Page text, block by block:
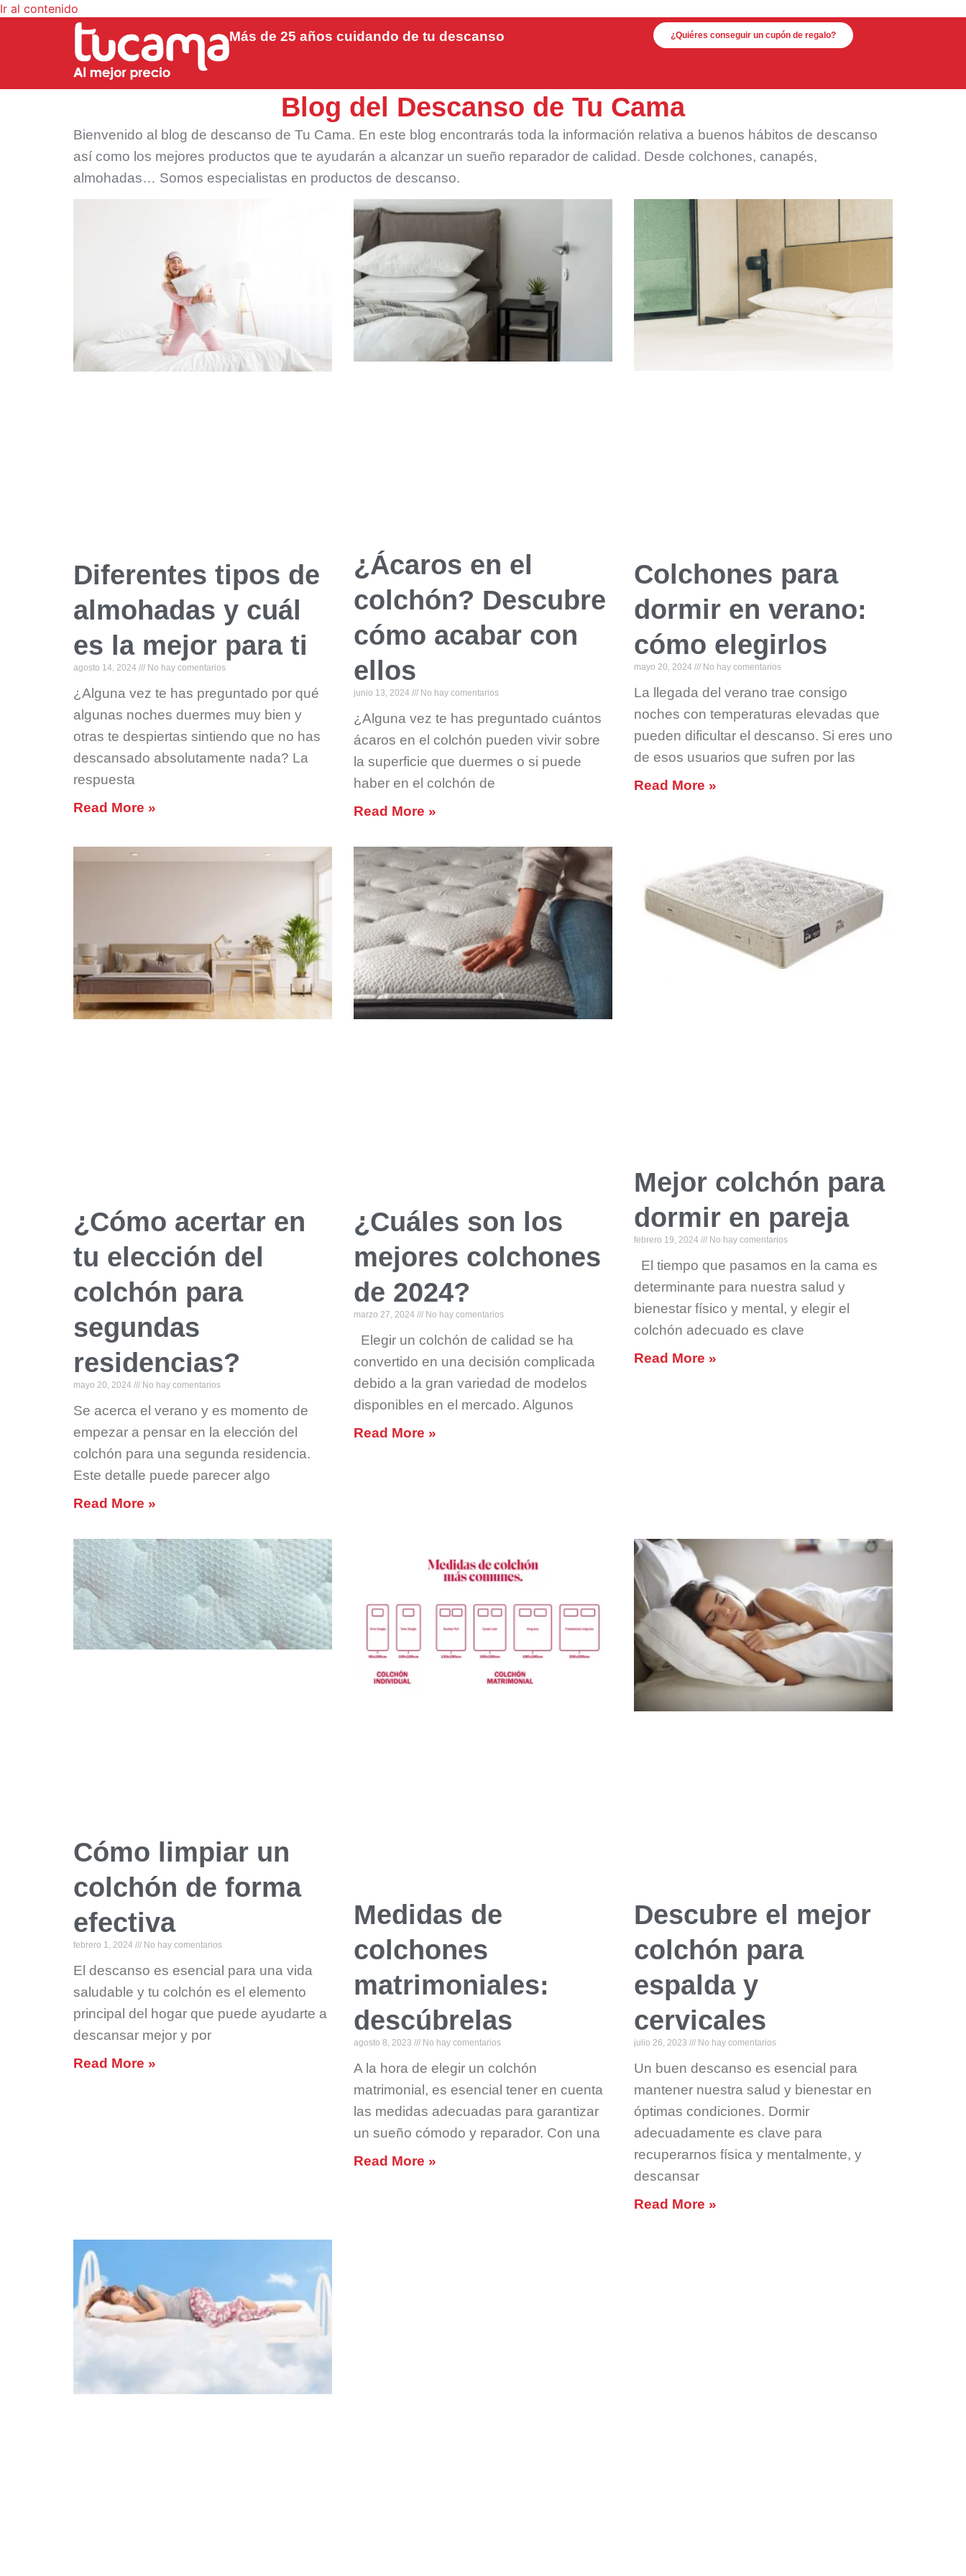
Ir al contenido
Más de 25 años cuidando de tu descanso ¿Quiéres conseguir un cupón de regalo?
Blog del Descanso de Tu Cama
Bienvenido al blog de descanso de Tu Cama. En este blog encontrarás toda la información relativa a buenos hábitos de descanso
así como los mejores productos que te ayudarán a alcanzar un sueño reparador de calidad. Desde colchones, canapés,
almohadas… Somos especialistas en productos de descanso.
Diferentes tipos de
almohadas y cuál
es la mejor para ti
agosto 14, 2024 No hay comentarios
¿Alguna vez te has preguntado por qué
algunas noches duermes muy bien y
otras te despiertas sintiendo que no has
descansado absolutamente nada? La
respuesta
Read More »
¿Ácaros en el
colchón? Descubre
cómo acabar con
ellos
junio 13, 2024 No hay comentarios
¿Alguna vez te has preguntado cuántos
ácaros en el colchón pueden vivir sobre
la superficie que duermes o si puede
haber en el colchón de
Read More »
Colchones para
dormir en verano:
cómo elegirlos
mayo 20, 2024 No hay comentarios
La llegada del verano trae consigo
noches con temperaturas elevadas que
pueden dificultar el descanso. Si eres uno
de esos usuarios que sufren por las
Read More »
¿Cómo acertar en
tu elección del
colchón para
segundas
residencias?
mayo 20, 2024 No hay comentarios
Se acerca el verano y es momento de
empezar a pensar en la elección del
colchón para una segunda residencia.
Este detalle puede parecer algo
Read More »
¿Cuáles son los
mejores colchones
de 2024?
marzo 27, 2024 No hay comentarios
Elegir un colchón de calidad se ha
convertido en una decisión complicada
debido a la gran variedad de modelos
disponibles en el mercado. Algunos
Read More »
Mejor colchón para
dormir en pareja
febrero 19, 2024 No hay comentarios
El tiempo que pasamos en la cama es
determinante para nuestra salud y
bienestar físico y mental, y elegir el
colchón adecuado es clave
Read More »
Cómo limpiar un
colchón de forma
efectiva
febrero 1, 2024 No hay comentarios
El descanso es esencial para una vida
saludable y tu colchón es el elemento
principal del hogar que puede ayudarte a
descansar mejor y por
Read More »
Medidas de
colchones
matrimoniales:
descúbrelas
agosto 8, 2023 No hay comentarios
A la hora de elegir un colchón
matrimonial, es esencial tener en cuenta
las medidas adecuadas para garantizar
un sueño cómodo y reparador. Con una
Read More »
Descubre el mejor
colchón para
espalda y
cervicales
julio 26, 2023 No hay comentarios
Un buen descanso es esencial para
mantener nuestra salud y bienestar en
óptimas condiciones. Dormir
adecuadamente es clave para
recuperarnos física y mentalmente, y
descansar
Read More »